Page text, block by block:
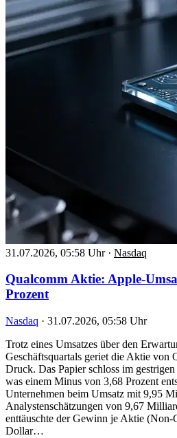
31.07.2026, 05:58 Uhr · Nasdaq
Qualcomm Aktie: Apple-
Prozent
Nasdaq · 31.07.2026, 05:58 Uhr
Trotz eines Umsatzes über den
Geschäftsquartals geriet die Aktie von
Druck. Das Papier schloss im
was einem Minus von 3,68 Prozent
Unternehmen beim Umsatz mit 9,95
Analystenschätzungen von 9,67
enttäuschte der Gewinn je Aktie
Dollar…